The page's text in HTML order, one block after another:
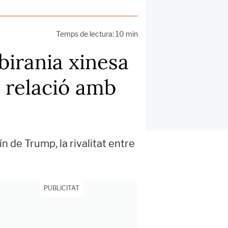
Temps de lectura: 10 min
xinesa
amb
de Trump, la rivalitat entre
PUBLICITAT